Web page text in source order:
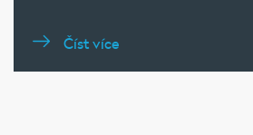
Číst více